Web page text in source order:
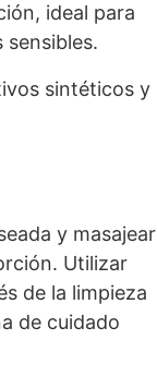
ideal para
sensibles.
sintéticos y
y masajear
Utilizar
de la limpieza
de cuidado